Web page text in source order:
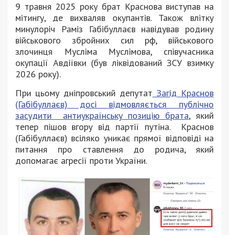
9 травня 2025 року брат Краснова виступав на
мітингу, де вихваляв окупантів. Також влітку
минулоріч Раміз Габібуллаєв навідував родину
військового збройних сил рф, військового
злочинця Мусліма Муслімова, співучасника
окупації Авдіївки (був ліквідований ЗСУ взимку
2026 року).
При цьому дніпровський депутат Загід Краснов
(Габібуллаєв) досі відмовляється публічно
засудити антиукраїнську позицію брата, який
тепер пішов вгору від партії путіна. Краснов
(Габібуллаєв) всіляко уникає прямої відповіді на
питання про ставлення до родича, який
допомагає агресії проти України.